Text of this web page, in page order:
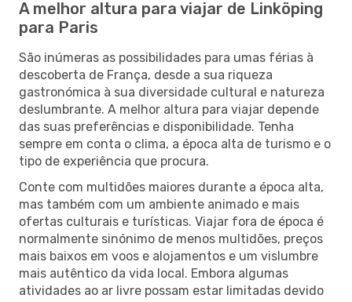
A melhor altura para viajar de Linköping
para Paris
São inúmeras as possibilidades para umas férias à
descoberta de França, desde a sua riqueza
gastronómica à sua diversidade cultural e natureza
deslumbrante. A melhor altura para viajar depende
das suas preferências e disponibilidade. Tenha
sempre em conta o clima, a época alta de turismo e o
tipo de experiência que procura.
Conte com multidões maiores durante a época alta,
mas também com um ambiente animado e mais
ofertas culturais e turísticas. Viajar fora de época é
normalmente sinónimo de menos multidões, preços
mais baixos em voos e alojamentos e um vislumbre
mais autêntico da vida local. Embora algumas
atividades ao ar livre possam estar limitadas devido